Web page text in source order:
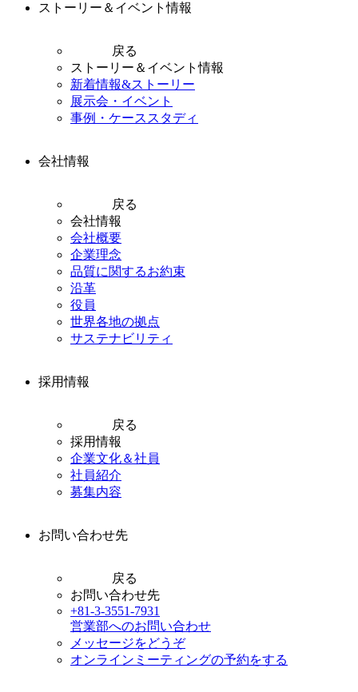
ストーリー＆イベント情報
戻る
ストーリー＆イベント情報
新着情報&ストーリー
展示会・イベント
事例・ケーススタディ
会社情報
戻る
会社情報
会社概要
企業理念
品質に関するお約束
沿革
役員
世界各地の拠点
サステナビリティ
採用情報
戻る
採用情報
企業文化＆社員
社員紹介
募集内容
お問い合わせ先
戻る
お問い合わせ先
+81-3-3551-7931
営業部へのお問い合わせ
メッセージをどうぞ
オンラインミーティングの予約をする